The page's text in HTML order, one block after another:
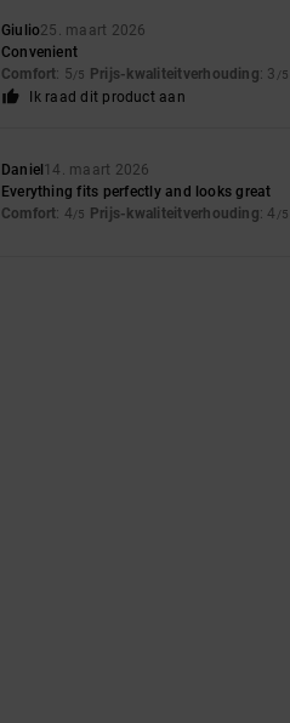
Giulio25. maart 2026
Convenient
Comfort: 5/5 Prijs-kwaliteitverhouding: 3 /5
Ik raad dit product aan
Daniel 14. maart 2026
Everything fits perfectly and looks great
Comfort: 4/5 Prijs-kwaliteitverhouding: 4 /5